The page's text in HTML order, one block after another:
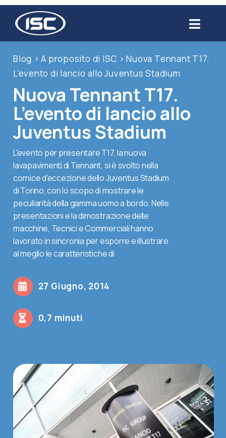
contenuto
Chi siamo
Prodotti
Settori
Servizi
Usato
Blog
Contatti
Shop
Cerca
Blog >A proposito di ISC >Nuova Tennant T17.
L’evento di lancio allo Juventus Stadium
Nuova Tennant T17.
L’evento di lancio allo
Juventus Stadium
L'evento per presentare T17, la nuova
lavapavimenti di Tennant, si è svolto nella
cornice d'eccezione dello Juventus Stadium
di Torino, con lo scopo di mostrare le
peculiarità della gamma uomo a bordo. Nelle
presentazioni e la dimostrazione delle
macchine, Tecnici e Commerciali hanno
lavorato in sincronia per esporre e illustrare
al meglio le caratteristiche di
27 Giugno, 2014
0,7 minuti